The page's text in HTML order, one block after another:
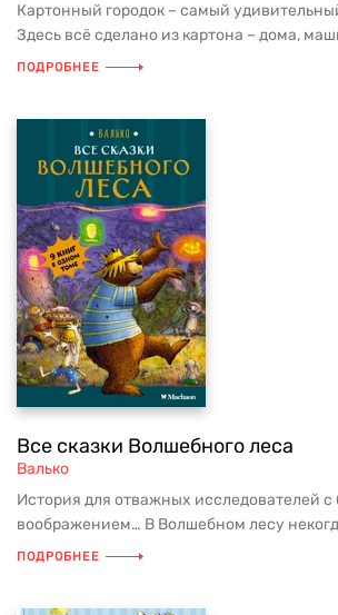
Картонный городок – самый
Здесь всё сделано из картона – дома,
ПОДРОБНЕЕ
Все сказки Волшебного леса
Валько
История для отважных исследователей с
воображением… В Волшебном лесу
ПОДРОБНЕЕ